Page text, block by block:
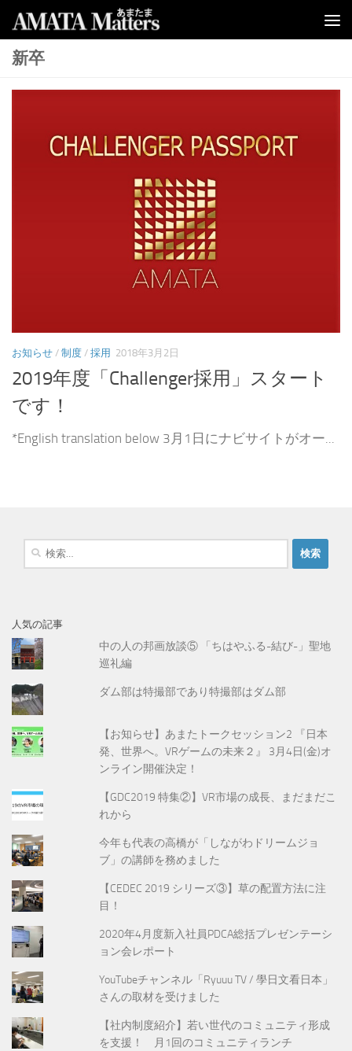
コンテンツへスキップ
新卒
お知らせ / 制度 / 採用 2018年3月2日
2019年度「Challenger採用」スタート
です！
*English translation below 3月1日にナビサイトがオー...
人気の記事
中の人の邦画放談⑤ 「ちはやふる-結び-」聖地
巡礼編
ダム部は特撮部であり特撮部はダム部
【お知らせ】あまたトークセッション2 『日本
発、世界へ。VRゲームの未来２』 3月4日(金)オ
ンライン開催決定！
【GDC2019 特集②】VR市場の成長、まだまだこ
れから
今年も代表の高橋が「しながわドリームジョ
ブ」の講師を務めました
【CEDEC 2019 シリーズ③】草の配置方法に注
目！
2020年4月度新入社員PDCA総括プレゼンテーシ
ョン会レポート
YouTubeチャンネル「Ryuuu TV / 學日文看日本」
さんの取材を受けました
【社内制度紹介】若い世代のコミュニティ形成
を支援！ 月1回のコミュニティランチ